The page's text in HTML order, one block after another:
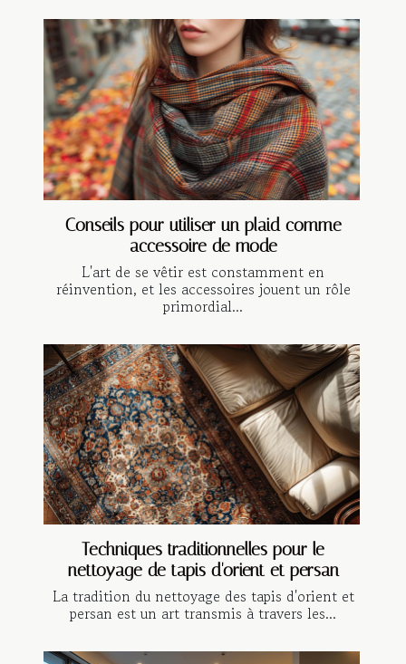
Conseils pour utiliser un plaid comme
accessoire de mode
L'art de se vêtir est constamment en
réinvention, et les accessoires jouent un rôle
primordial...
Techniques traditionnelles pour le
nettoyage de tapis d'orient et persan
La tradition du nettoyage des tapis d'orient et
persan est un art transmis à travers les...